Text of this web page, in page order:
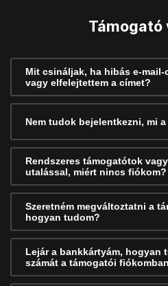
Támogató
Mit csináljak, ha hibás e-mail-
vagy elfelejtettem a címet?
Nem tudok bejelentkezni, mi
Rendszeres támogatótok
utalással, miért nincs fiókom?
Szeretném megváltoztatni a
hogyan tudom?
Lejár a bankkártyám, hogyan
számát a támogatói